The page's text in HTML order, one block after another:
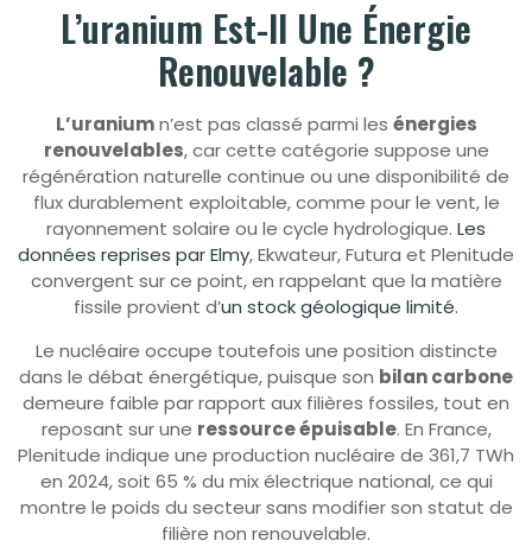
L’uranium Est-Il Une Énergie
Renouvelable ?
L’uraniumn’est pas classé parmi les énergies
renouvelables, car cette catégorie suppose une
régénération naturelle continue ou une disponibilité de
flux durablement exploitable, comme pour le vent, le
rayonnement solaire ou le cycle hydrologique. Les
données reprises par Elmy, Ekwateur, Futura et Plenitude
convergent sur ce point, en rappelant que la matière
fissile provient d’un stock géologique limité.
Le nucléaire occupe toutefois une position distincte
dans le débat énergétique, puisque son bilan carbone
demeure faible par rapport aux filières fossiles, tout en
reposant sur une ressource épuisable. En France,
Plenitude indique une production nucléaire de 361,7 TWh
en 2024, soit 65 % du mix électrique national, ce qui
montre le poids du secteur sans modifier son statut de
filière non renouvelable.